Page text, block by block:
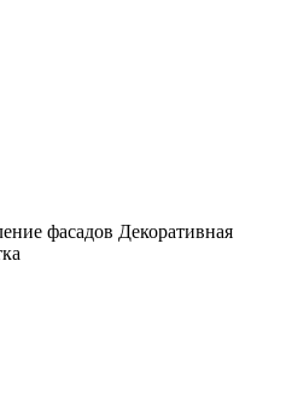
фасадов Декоративная